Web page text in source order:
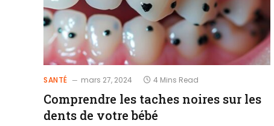
SANTÉ mars 27, 2024 4 Mins Read
Comprendre les taches noires sur les
dents de votre bébé